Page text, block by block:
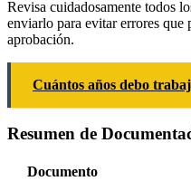
Revisa cuidadosamente todos
enviarlo para evitar errores que
aprobación.
Cuántos años debo
Resumen de
Documento